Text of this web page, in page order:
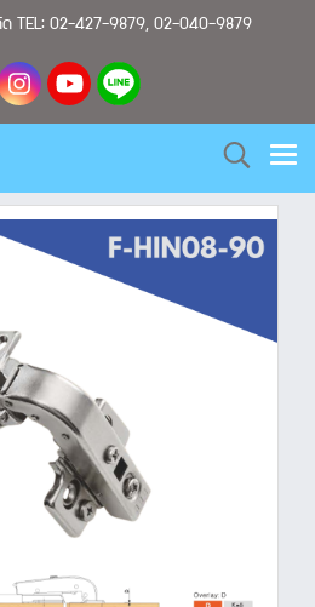
TEL: 02-427-9879, 02-040-9879